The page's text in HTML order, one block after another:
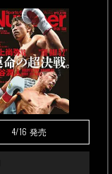
4/16 発売